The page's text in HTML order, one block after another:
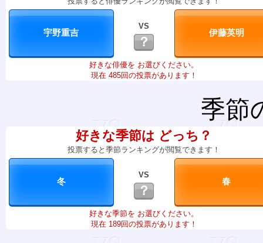
VS
？
好きな俳優を お選びください。
現在 485回の投票があります！
季節
好きな季節は どっち？
投票すると季節ランキングが閲覧できます！
VS
？
好きな季節を お選びください。
現在 189回の投票があります！